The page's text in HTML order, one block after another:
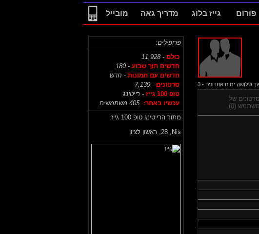
פורום גייז בלוג מדריך גאה מובייל
שלושה ימים אחרונים - 3
סרטונים של
משתמש (0)
פרופילים:
כולם - 11,928
חדשים תוך שבוע - 180
חדשים עם תמונות - חדש
סרטונים - 7,139
טופ 100 גייז
- רייטינג
עכשיו באתר: 405 משתמשים
מתוך הרייטינג טופ 100 גייז:
Nis,
28, ראשון לציון